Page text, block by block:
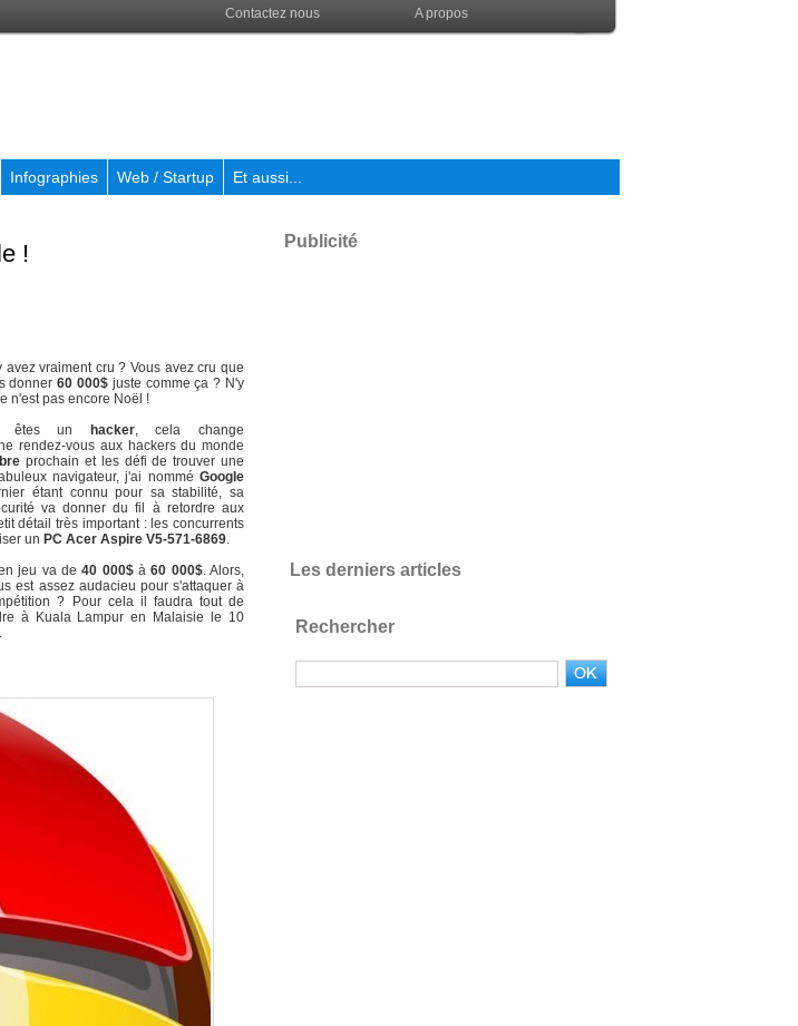
Contactez nous A propos
Infographies Web / Startup Et aussi...
!
avez vraiment cru ? Vous avez cru que
donner60 000$ juste comme ça ? N'y
n'est pas encore Noël !
êtes un
hacker, cela change
rendez-vous aux hackers du monde
prochain et les défi de trouver une
navigateur, j'ai nommé Google
étant connu pour sa stabilité, sa
va donner du fil à retordre aux
détail très important : les concurrents
un PC Acer Aspire V5-571-6869.
jeu va de40 000$à60 000$. Alors,
est assez audacieu pour s'attaquer à
? Pour cela il faudra tout de
à Kuala Lampur en Malaisie le 10
Publicité
Les derniers articles
Rechercher